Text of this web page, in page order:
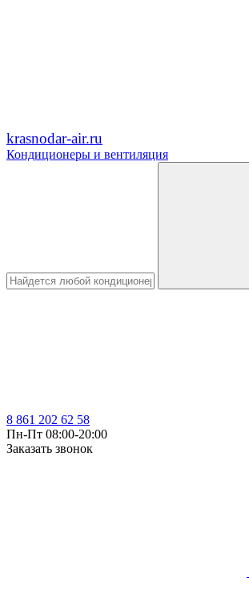
krasnodar-air.ru
Кондиционеры и вентиляция
8 861 202 62 58
Пн-Пт 08:00-20:00
Заказать звонок